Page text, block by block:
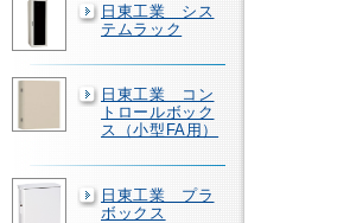
日東工業 シス
テムラック
日東工業 コン
トロールボック
ス（小型FA用）
日東工業 プラ
ボックス